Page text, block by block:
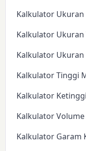
Kalkulator
Kalkulator Ukuran
Kalkulator
Kalkulator Tinggi
Kalkulator
Kalkulator
Kalkulator Garam